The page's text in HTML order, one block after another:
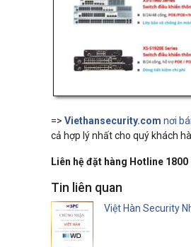
=> Viethansecurity.com nơi
cả hợp lý nhất cho quý khách
Liên hệ đặt hàng Hotline 1800
Tin liên quan
Việt Hàn Security